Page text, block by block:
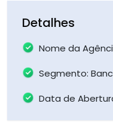
Detalhes
Nome da
Segmento:
Data de